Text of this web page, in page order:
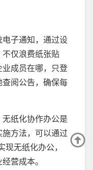
子通知，通过设
仅浪费纸张贴
成员在哪，只登
阅公告，确保每
纸化协作办公是
方法，可以通过
无纸化办公，
营成本。